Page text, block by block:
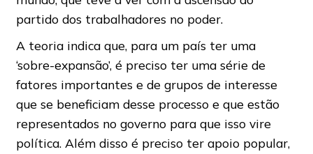
partido dos trabalhadores no poder.
A teoria indica que, para um país ter uma
‘sobre-expansão’, é preciso ter uma série de
fatores importantes e de grupos de interesse
que se beneficiam desse processo e que estão
representados no governo para que isso vire
política. Além disso é preciso ter apoio popular,